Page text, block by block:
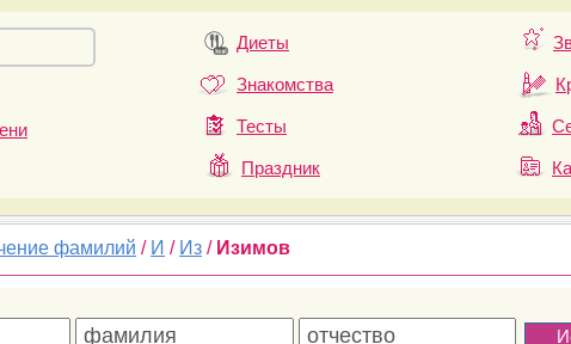
Диеты
Знакомства
Тесты
Праздник
фамилий / И / Из / Изимов